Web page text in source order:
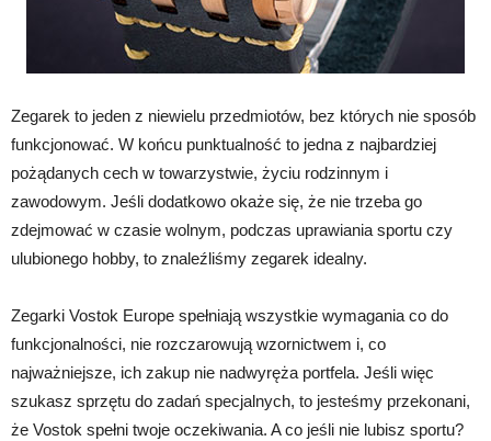
Zegarek to jeden z niewielu przedmiotów, bez których nie sposób
funkcjonować. W końcu punktualność to jedna z najbardziej
pożądanych cech w towarzystwie, życiu rodzinnym i
zawodowym. Jeśli dodatkowo okaże się, że nie trzeba go
zdejmować w czasie wolnym, podczas uprawiania sportu czy
ulubionego hobby, to znaleźliśmy zegarek idealny.
Zegarki Vostok Europe spełniają wszystkie wymagania co do
funkcjonalności, nie rozczarowują wzornictwem i, co
najważniejsze, ich zakup nie nadwyręża portfela. Jeśli więc
szukasz sprzętu do zadań specjalnych, to jesteśmy przekonani,
że Vostok spełni twoje oczekiwania. A co jeśli nie lubisz sportu?